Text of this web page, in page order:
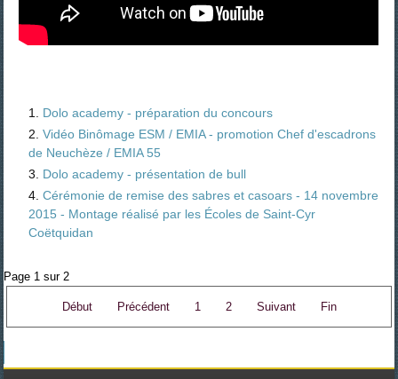
Dolo academy - préparation du concours
Vidéo Binômage ESM / EMIA - promotion Chef d'escadrons
de Neuchèze / EMIA 55
Dolo academy - présentation de bull
Cérémonie de remise des sabres et casoars - 14 novembre
2015 - Montage réalisé par les Écoles de Saint-Cyr
Coëtquidan
Page 1 sur 2
Début Précédent 1 2 Suivant Fin